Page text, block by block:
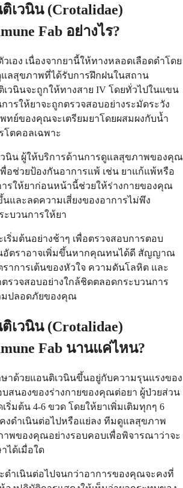
เวนิน (Crotalidae)
Fab อย่างไร?
เอง เนื่องจากยานี้ให้ทางหลอดเลือดดำโดย
ลสุขภาพที่ได้รับการฝึกฝนในสถาน
วนินจะถูกให้ทางสาย IV โดยทั่วไปในแขน
รให้ยาจะถูกตรวจสอบอย่างระมัดระวัง
ทย์ของคุณจะเตรียมยาโดยผสมผงกับน้ำ
โตคอลเฉพาะ
นิน ผู้ให้บริการด้านการดูแลสุขภาพของคุณ
อช่วยป้องกันอาการแพ้ เช่น ยาแก้แพ้หรือ
ารให้ยาก่อนหน้านี้ช่วยให้ร่างกายของคุณ
และลดความเสี่ยงของอาการไม่พึง
ะบวนการให้ยา
เริ่มต้นอย่างช้าๆ เพื่อตรวจสอบการตอบ
อัตราอาจเพิ่มขึ้นหากคุณทนได้ดี สัญญาณ
าการเต้นของหัวใจ ความดันโลหิต และ
รวจสอบอย่างใกล้ชิดตลอดกระบวนการ
มปลอดภัยของคุณ
เวนิน (Crotalidae)
Fab นานแค่ไหน?
ษาด้วยแอนติเวนินขึ้นอยู่กับความรุนแรงของ
สนองของร่างกายของคุณต่อยา ผู้ป่วยส่วน
ริ่มต้น 4-6 ขวด โดยให้ยาเพิ่มเติมทุกๆ 6
งดำเนินต่อไปหรือแย่ลง ทีมดูแลสุขภาพ
พของคุณอย่างรอบคอบเพื่อพิจารณาว่าจะ
ได้เมื่อใด
ดำเนินต่อไปจนกว่าอาการของคุณจะคงที่